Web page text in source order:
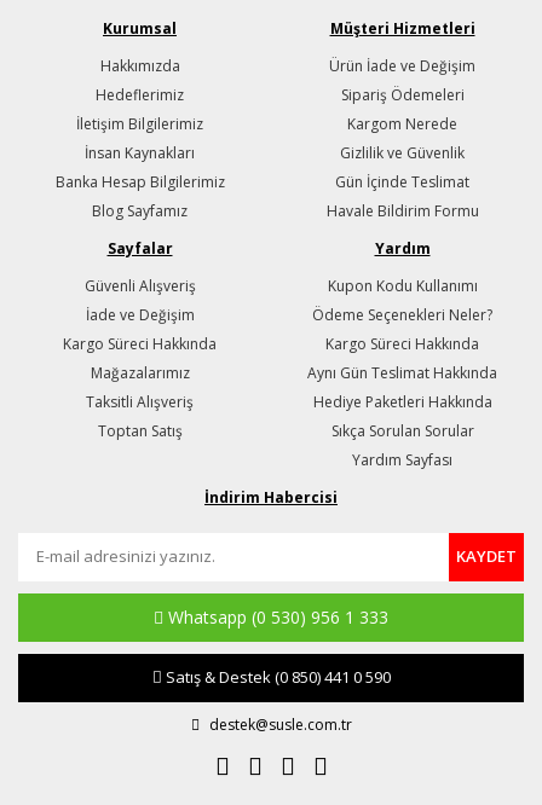
Kurumsal
Hakkımızda
Hedeflerimiz
İletişim Bilgilerimiz
İnsan Kaynakları
Banka Hesap Bilgilerimiz
Blog Sayfamız
Müşteri Hizmetleri
Ürün İade ve Değişim
Sipariş Ödemeleri
Kargom Nerede
Gizlilik ve Güvenlik
Gün İçinde Teslimat
Havale Bildirim Formu
Sayfalar
Güvenli Alışveriş
İade ve Değişim
Kargo Süreci Hakkında
Mağazalarımız
Taksitli Alışveriş
Toptan Satış
Yardım
Kupon Kodu Kullanımı
Ödeme Seçenekleri Neler?
Kargo Süreci Hakkında
Aynı Gün Teslimat Hakkında
Hediye Paketleri Hakkında
Sıkça Sorulan Sorular
Yardım Sayfası
İndirim Habercisi
KAYDET
Whatsapp (0 530) 956 1 333
Satış & Destek(0 850) 441 0 590
destek@susle.com.tr